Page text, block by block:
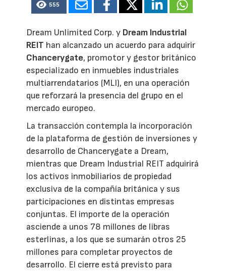
555
Dream Unlimited Corp. y Dream Industrial
REIT han alcanzado un acuerdo para adquirir
Chancerygate, promotor y gestor británico
especializado en inmuebles industriales
multiarrendatarios (MLI), en una operación
que reforzará la presencia del grupo en el
mercado europeo.
La transacción contempla la incorporación
de la plataforma de gestión de inversiones y
desarrollo de Chancerygate a Dream,
mientras que Dream Industrial REIT adquirirá
los activos inmobiliarios de propiedad
exclusiva de la compañía británica y sus
participaciones en distintas empresas
conjuntas. El importe de la operación
asciende a unos 78 millones de libras
esterlinas, a los que se sumarán otros 25
millones para completar proyectos de
desarrollo. El cierre está previsto para